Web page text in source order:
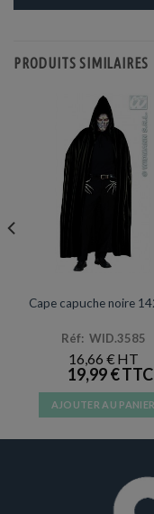
PRODUITS SIMILAIRES
Cape capuche noire
Réf: WID.3585
16,66 €
19,99€
AJOUTER AU PANIER